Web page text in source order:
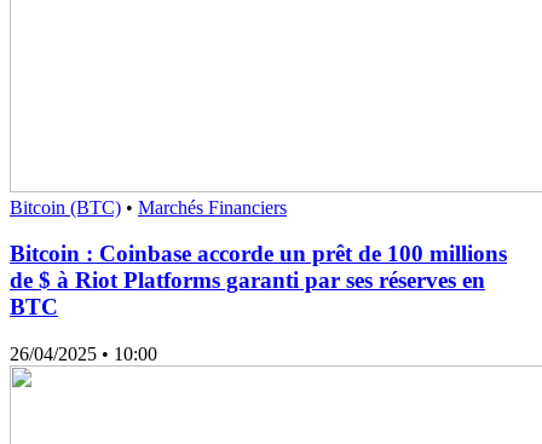
Bitcoin (BTC) • Marchés Financiers
Bitcoin : Coinbase accorde un prêt de 100 millions
de $ à Riot Platforms garanti par ses réserves en
BTC
26/04/2025 • 10:00